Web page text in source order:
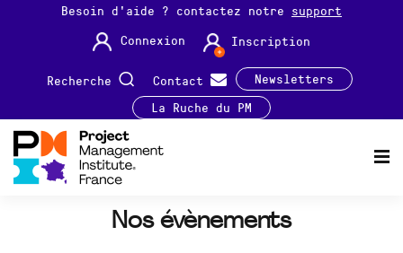
Besoin d'aide ? contactez notre support
Connexion
Inscription
Recherche Contact
Newsletters
La Ruche du PM
Nos évènements